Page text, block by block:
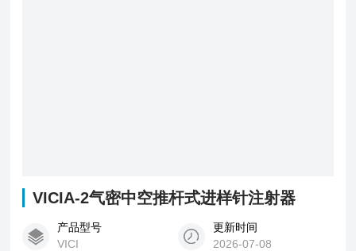
VICIA-2气密中空推杆式进样针注射器
产品型号
VICI
更新时间
2026-07-08